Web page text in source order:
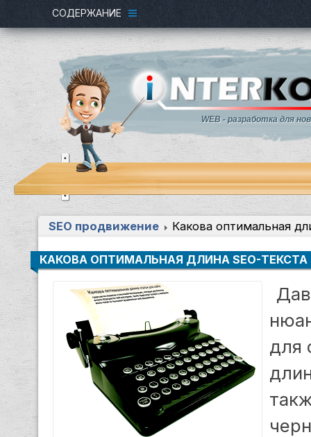
СОДЕРЖАНИЕ
WEB - разработка для
SEO продвижение Какова оптимальная
КАКОВА ОПТИМАЛЬНАЯ ДЛИНА SEO-
для